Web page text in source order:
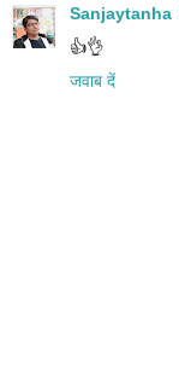
Sanjaytanha
👍👌
जवाब दें